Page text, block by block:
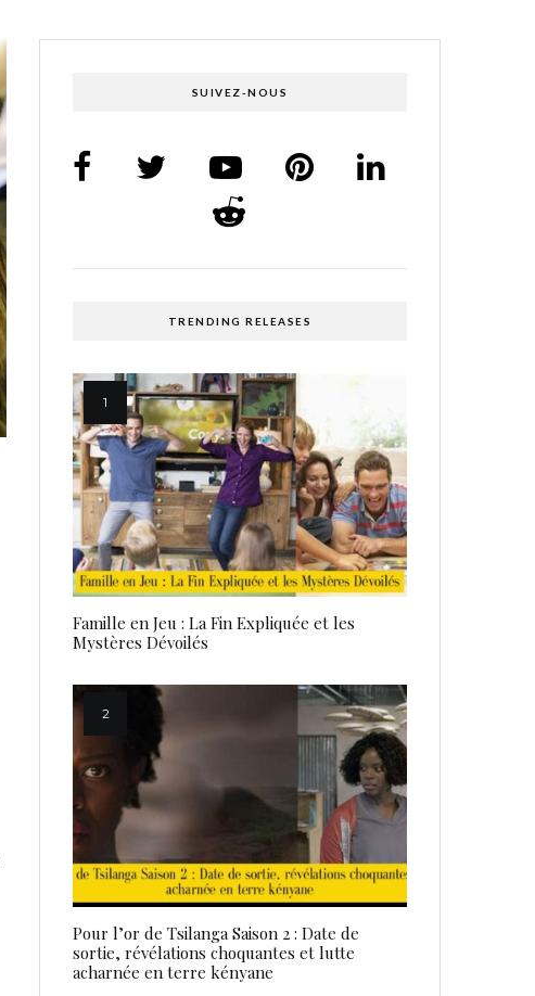
SUIVEZ-NOUS
TRENDING RELEASES
Famille en Jeu : La Fin Expliquée et les
Mystères Dévoilés
Pour l’or de Tsilanga Saison 2 : Date de
sortie, révélations choquantes et lutte
acharnée en terre kényane